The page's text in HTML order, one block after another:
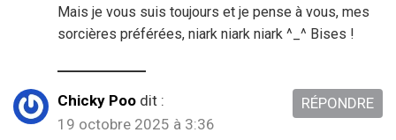
Mais je vous suis toujours et je pense à vous, mes
sorcières préférées, niark niark niark ^_^ Bises !
Chicky Poo dit :
19 octobre 2025 à 3:36
RÉPONDRE